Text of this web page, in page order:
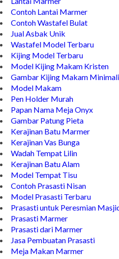
Model Makam Marmer
Lantai Marmer
Contoh Lantai Marmer
Contoh Wastafel Bulat
Jual Asbak Unik
Wastafel Model Terbaru
Kijing Model Terbaru
Model Kijing Makam Kristen
Gambar Kijing Makam Minimalis
Model Makam
Pen Holder Murah
Papan Nama Meja Onyx
Gambar Patung Pieta
Kerajinan Batu Marmer
Kerajinan Vas Bunga
Wadah Tempat Lilin
Kerajinan Batu Alam
Model Tempat Tisu
Contoh Prasasti Nisan
Model Prasasti Terbaru
Prasasti untuk Peresmian Masjid
Prasasti Marmer
Prasasti dari Marmer
Jasa Pembuatan Prasasti